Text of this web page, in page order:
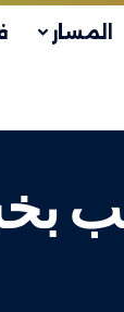
المسار